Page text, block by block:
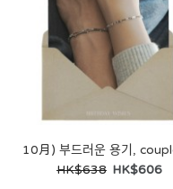
HK$638 HK$606